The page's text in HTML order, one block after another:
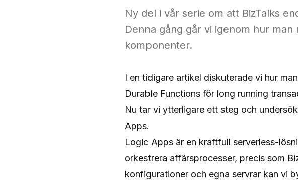
Ny del i vår serie om att BizTalks
Denna gång går vi igenom hur
komponenter.
I en tidigare artikel diskuterade vi hur
Durable Functions för long running
Nu tar vi ytterligare ett steg och
Apps.
Logic Apps är en kraftfull serverless-
orkestrera affärsprocesser, precis som
konfigurationer och egna servrar kan vi